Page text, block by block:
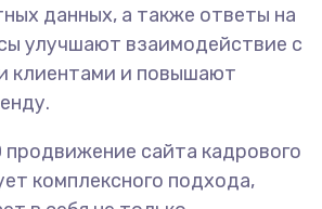
данных, а также ответы на
улучшают взаимодействие с
клиентами и повышают
продвижение сайта кадрового
комплексного подхода,